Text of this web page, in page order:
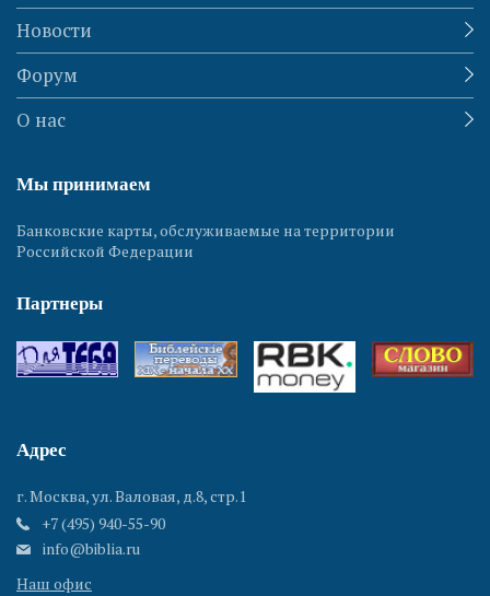
Новости
Форум
О нас
Мы принимаем
Банковские карты, обслуживаемые на территории
Российской Федерации
Партнеры
Адрес
г. Москва, ул. Валовая, д.8, стр.1
+7 (495) 940-55-90
info@biblia.ru
Наш офис